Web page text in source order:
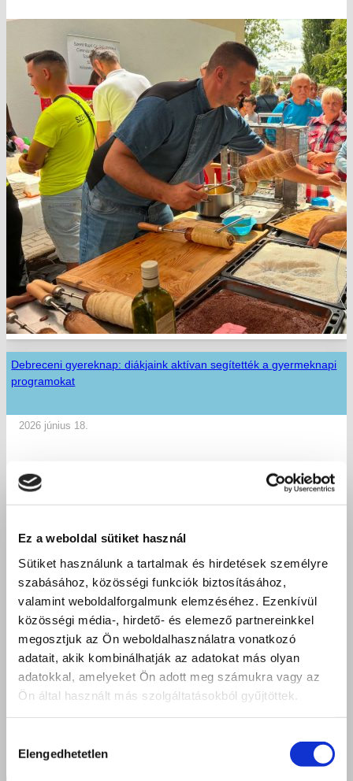
Ez a weboldal sütiket használ
Sütiket használunk a tartalmak és hirdetések személyre
szabásához, közösségi funkciók biztosításához,
valamint weboldalforgalmunk elemzéséhez. Ezenkívül
közösségi média-, hirdető- és elemező partnereinkkel
megosztjuk az Ön weboldalhasználatra vonatkozó
adatait, akik kombinálhatják az adatokat más olyan
adatokkal, amelyeket Ön adott meg számukra vagy az
Ön által használt más szolgáltatásokból gyűjtöttek.
kiválasztása
Elengedhetetlen
Debreceni gyereknap: diákjaink aktívan segítették a gyermeknapi
programokat
2026 június 18.